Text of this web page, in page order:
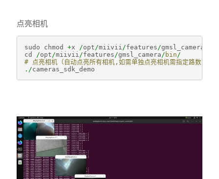
点亮相机
sudo chmod +x /opt /miivii /features /gmsl_camera
cd
/opt /miivii /features /gmsl_camera / bin /
# 点亮相机（自动点亮所有相机,如需单独点亮相机需指定路数）
./cameras_sdk_demo